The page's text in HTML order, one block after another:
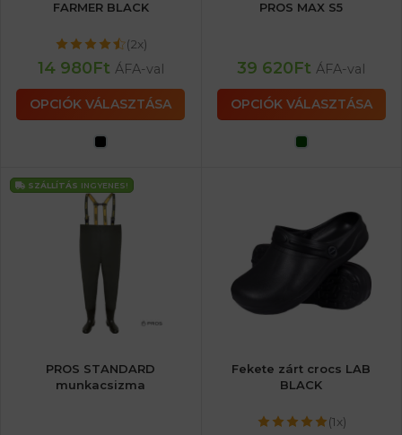
FARMER BLACK
(2x)
14 980Ft ÁFA-val
OPCIÓK VÁLASZTÁSA
PROS MAX S5
39 620Ft ÁFA-val
OPCIÓK VÁLASZTÁSA
SZÁLLÍTÁS INGYENES!
PROS STANDARD
munkacsizma
Fekete zárt crocs LAB
BLACK
(1x)